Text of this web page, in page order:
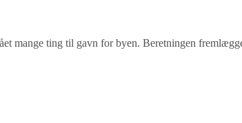
mange ting til gavn for byen. Beretningen